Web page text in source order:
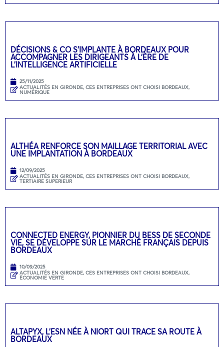
DÉCISIONS & CO S’IMPLANTE À BORDEAUX POUR
ACCOMPAGNER LES DIRIGEANTS À L’ÈRE DE
L’INTELLIGENCE ARTIFICIELLE
25/11/2025
ACTUALITÉS EN GIRONDE, CES ENTREPRISES ONT CHOISI BORDEAUX,
NUMÉRIQUE
ALTHÉA RENFORCE SON MAILLAGE TERRITORIAL AVEC
UNE IMPLANTATION À BORDEAUX
12/09/2025
ACTUALITÉS EN GIRONDE, CES ENTREPRISES ONT CHOISI BORDEAUX,
TERTIAIRE SUPERIEUR
CONNECTED ENERGY, PIONNIER DU BESS DE SECONDE
VIE, SE DÉVELOPPE SUR LE MARCHÉ FRANÇAIS DEPUIS
BORDEAUX
10/09/2025
ACTUALITÉS EN GIRONDE, CES ENTREPRISES ONT CHOISI BORDEAUX,
ÉCONOMIE VERTE
ALTAPYX, L’ESN NÉE À NIORT QUI TRACE SA ROUTE À
BORDEAUX